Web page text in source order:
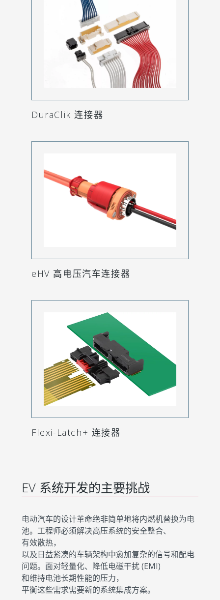
DuraClik 连接器
eHV 高电压汽车连接器
Flexi-Latch+ 连接器
EV 系统开发的主要挑战
电动汽车的设计革命绝非简单地将内燃机替换为电
池。工程师必须解决高压系统的安全整合、
有效散热，
以及日益紧凑的车辆架构中愈加复杂的信号和配电
问题。面对轻量化、降低电磁干扰 (EMI)
和维持电池长期性能的压力，
平衡这些需求需要新的系统集成方案。